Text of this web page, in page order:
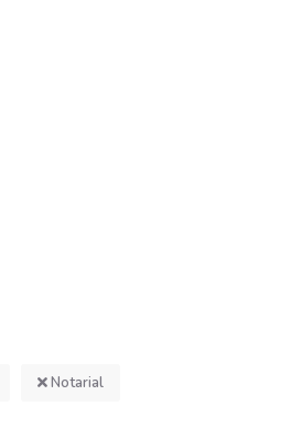
Notarial